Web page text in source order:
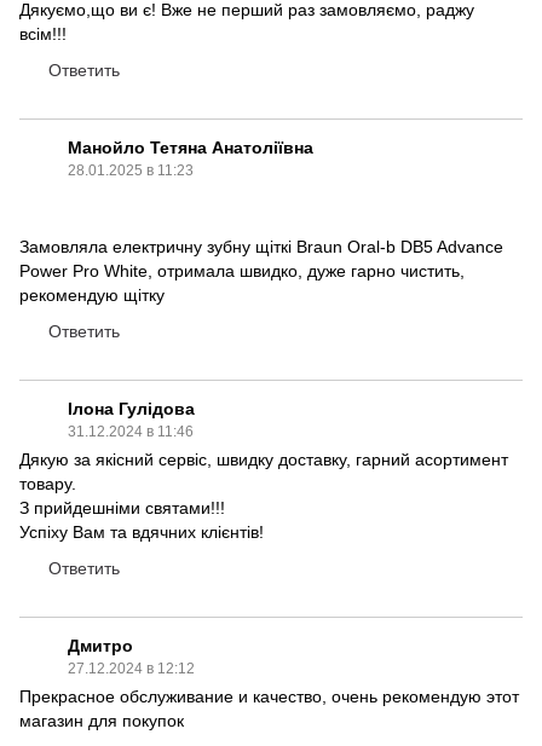
Дякуємо,що ви є! Вже не перший раз замовляємо, раджу
всім!!!
Ответить
Манойло Тетяна Анатоліївна
28.01.2025 в 11:23
Замовляла електричну зубну щіткі Braun Oral-b DB5 Advance
Power Pro White, отримала швидко, дуже гарно чистить,
рекомендую щітку
Ответить
Ілона Гулідова
31.12.2024 в 11:46
Дякую за якісний сервіс, швидку доставку, гарний асортимент
товару.
З прийдешніми святами!!!
Успіху Вам та вдячних клієнтів!
Ответить
Дмитро
27.12.2024 в 12:12
Прекрасное обслуживание и качество, очень рекомендую этот
магазин для покупок